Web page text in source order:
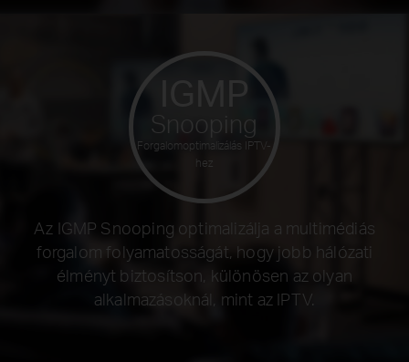
IGMP
Snooping
Forgalomoptimalizálás IPTV-
hez
Az IGMP Snooping optimalizálja a multimédiás
forgalom folyamatosságát, hogy jobb hálózati
élményt biztosítson, különösen az olyan
alkalmazásoknál, mint az IPTV.